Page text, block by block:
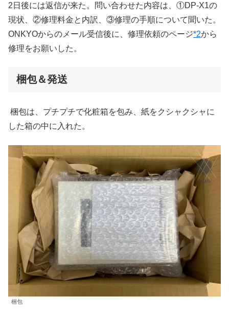
2日後には返信が来た。問い合わせた内容は、①DP-X1の
現状、②修理料金と内訳、③修理の手順について聞いた。
ONKYOからのメール受信後に、修理依頼のページ*2から
修理をお願いした。
梱包＆発送
梱包は、プチプチで化粧箱を包み、紙をクシャクシャに
した箱の中に入れた。
梱包